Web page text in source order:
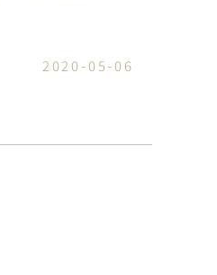
2020-05-06